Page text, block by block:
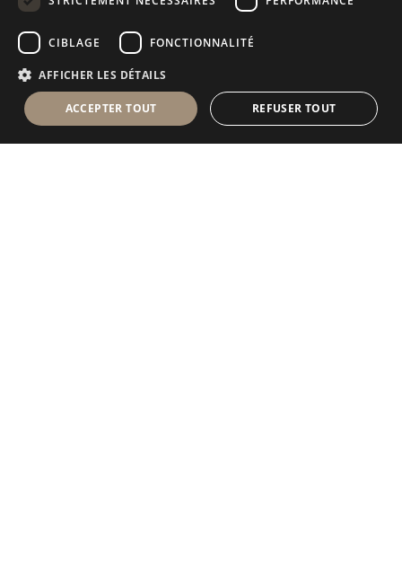
CIBLAGE FONCTIONNALITÉ
AFFICHER LES DÉTAILS
ACCEPTER TOUT REFUSER TOUT